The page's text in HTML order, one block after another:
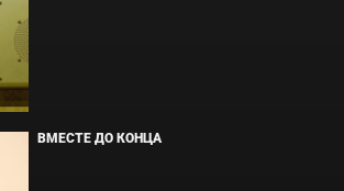
ВМЕСТЕ ДО КОНЦА